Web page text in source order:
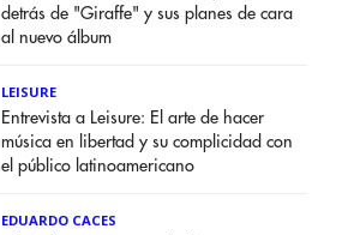
detrás de "Giraffe" y sus planes de cara
al nuevo álbum
LEISURE
Entrevista a Leisure: El arte de hacer
música en libertad y su complicidad con
el público latinoamericano
EDUARDO CACES